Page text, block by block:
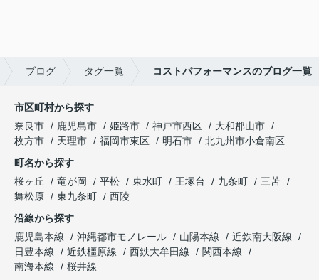
ブログ タグ一覧 コストパフォーマンスのブログ一覧
市区町村から探す
奈良市
鹿児島市 姫路市 神戸市西区
大和郡山市
枚方市
天理市 福岡市東区 明石市
北九州市小倉南区
町名から探す
桜ヶ丘
竜が岡 平松 東水町 王塚台 九条町
三苫
舞松原
東九条町
西陵
沿線から探す
鹿児島本線
沖縄都市モノレール 山陽本線
近鉄南大阪線
日豊本線
近鉄橿原線 西鉄大牟田線
関西本線
南海本線
桜井線